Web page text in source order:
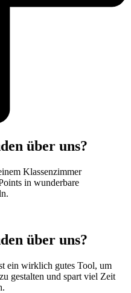
über uns?
Klassenzimmer
in wunderbare
über uns?
ein wirklich gutes Tool, um
gestalten und spart viel Zeit